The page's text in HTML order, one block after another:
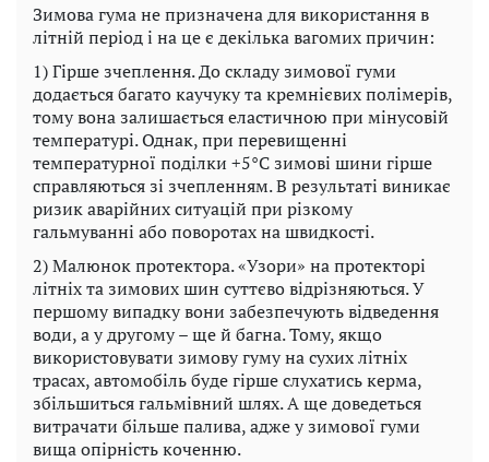
Зимова гума не призначена для використання в
літній період і на це є декілька вагомих причин:
1) Гірше зчеплення. До складу зимової гуми
додається багато каучуку та кремнієвих полімерів,
тому вона залишається еластичною при мінусовій
температурі. Однак, при перевищенні
температурної поділки +5°C зимові шини гірше
справляються зі зчепленням. В результаті виникає
ризик аварійних ситуацій при різкому
гальмуванні або поворотах на швидкості.
2) Малюнок протектора. «Узори» на протекторі
літніх та зимових шин суттєво відрізняються. У
першому випадку вони забезпечують відведення
води, а у другому – ще й багна. Тому, якщо
використовувати зимову гуму на сухих літніх
трасах, автомобіль буде гірше слухатись керма,
збільшиться гальмівний шлях. А ще доведеться
витрачати більше палива, адже у зимової гуми
вища опірність коченню.